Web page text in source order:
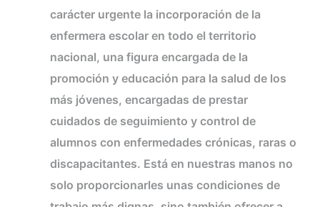
carácter urgente la incorporación de la
enfermera escolar en todo el territorio
nacional, una figura encargada de la
promoción y educación para la salud de los
más jóvenes, encargadas de prestar
cuidados de seguimiento y control de
alumnos con enfermedades crónicas, raras o
discapacitantes. Está en nuestras manos no
solo proporcionarles unas condiciones de